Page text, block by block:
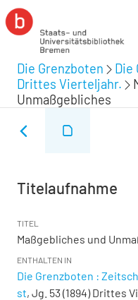
Die Grenzboten Die
Drittes Vierteljahr.
Unmaßgebliches
Titelaufnahme
TITEL
Maßgebliches und
ENTHALTEN IN
Die Grenzboten :
st, Jg. 53 (1894) Drittes